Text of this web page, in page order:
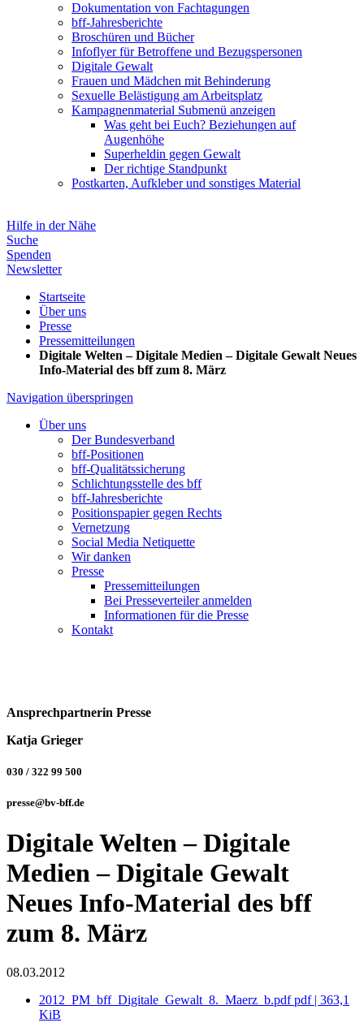
Dokumentation von Fachtagungen
bff-Jahresberichte
Broschüren und Bücher
Infoflyer für Betroffene und Bezugspersonen
Digitale Gewalt
Frauen und Mädchen mit Behinderung
Sexuelle Belästigung am Arbeitsplatz
Kampagnenmaterial Submenü anzeigen
Was geht bei Euch? Beziehungen auf
Augenhöhe
Superheldin gegen Gewalt
Der richtige Standpunkt
Postkarten, Aufkleber und sonstiges Material
Hilfe in der Nähe
Suche
Spenden
Newsletter
Startseite
Über uns
Presse
Pressemitteilungen
Digitale Welten – Digitale Medien – Digitale Gewalt Neues
Info-Material des bff zum 8. März
Navigation überspringen
Über uns
Der Bundesverband
bff-Positionen
bff-Qualitätssicherung
Schlichtungsstelle des bff
bff-Jahresberichte
Positionspapier gegen Rechts
Vernetzung
Social Media Netiquette
Wir danken
Presse
Pressemitteilungen
Bei Presseverteiler anmelden
Informationen für die Presse
Kontakt
Ansprechpartnerin Presse
Katja Grieger
030 / 322 99 500
presse@bv-bff.de
Digitale Welten – Digitale
Medien – Digitale Gewalt
Neues Info-Material des bff
zum 8. März
08.03.2012
2012_PM_bff_Digitale_Gewalt_8._Maerz_b.pdfpdf| 363,1
KiB